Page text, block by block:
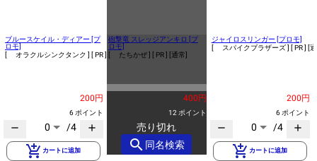
ブルースケイル・ディアー [プ
ロモ]
[ オラクルシンクタンク ] [ PR ] [通常]
200円
6 ポイント
remove 0 /4 add
add_shopping_cart カートに追加
砲撃竜 スレッジアンキロ [プ
ロモ]
[ たちかぜ ] [ PR ] [通常]
400円
12 ポイント
売り切れ
search 同名検索
ジャイロスリンガー [プロモ]
[ スパイクブラザーズ ] [ PR ] [
200円
6 ポイント
remove 0 /4 add
add_shopping_cart カートに追加